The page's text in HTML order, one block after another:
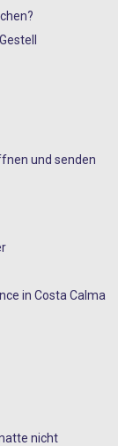
und senden
in Costa Calma
nicht